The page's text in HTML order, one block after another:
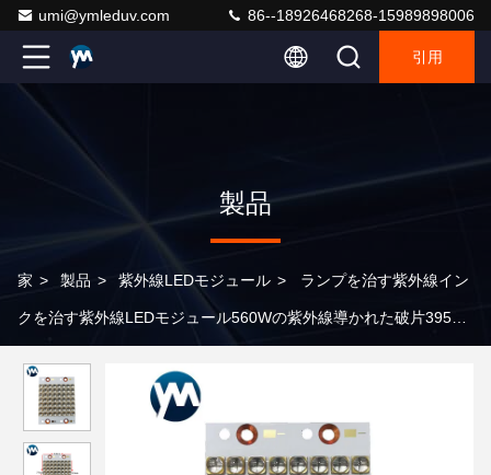
umi@ymleduv.com 86--18926468268-15989898006
引用
製品
家 > 製品 > 紫外線LEDモジュール > ランプを治す紫外線イン
クを治す紫外線LEDモジュール560Wの紫外線導かれた破片395nm